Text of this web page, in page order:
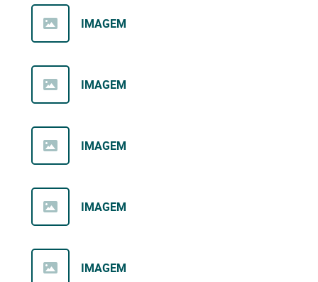
IMAGEM
IMAGEM
IMAGEM
IMAGEM
IMAGEM